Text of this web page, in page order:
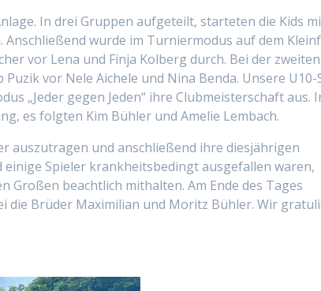
In drei Gruppen aufgeteilt, starteten die Kids
wurde im Turniermodus auf dem
vor Lena und Finja Kolberg durch. Bei der
vor Nele Aichele und Nina Benda. Unsere U10-
„Jeder gegen Jeden“ ihre Clubmeisterschaft aus.
es folgten Kim Bühler und Amelie Lembach.
auszutragen und anschließend ihre diesjährigen
einige Spieler krankheitsbedingt ausgefallen waren,
beachtlich mithalten. Am Ende des Tages
die Brüder Maximilian und Moritz Bühler. Wir